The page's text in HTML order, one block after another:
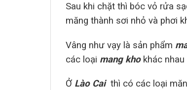
Sau khi chặt thì bóc vỏ rửa
măng thành sơi nhỏ và phơi
Vâng như vạy là sản phẩm
các loại mang khokhác nhau
Ở Lào Caithì có các loại